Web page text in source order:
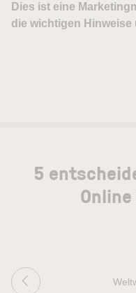
5
Online